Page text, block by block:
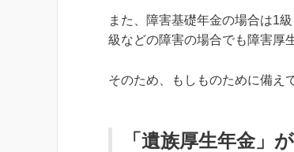
また、障害基礎年金の場合は1
級などの障害の場合でも障害厚
そのため、もしものために備え
「遺族厚生年金」